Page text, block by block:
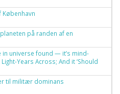
København
på randen af en
in universe found — it’s mind-
Years Across; And it ‘Should
til militær dominans